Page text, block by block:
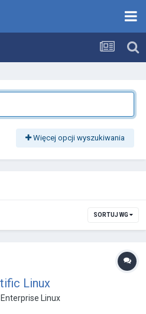
Więcej opcji wyszukiwania
SORTUJ WG
Linux
Enterprise Linux